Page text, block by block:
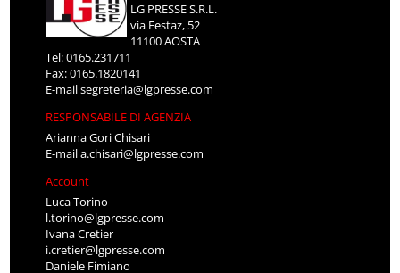
LG PRESSE S.R.L.
via Festaz, 52
11100 AOSTA
Tel: 0165.231711
Fax: 0165.1820141
E-mailsegreteria@lgpresse.com
RESPONSABILE DI AGENZIA
Arianna Gori Chisari
E-maila.chisari@lgpresse.com
Account
Luca Torino
l.torino@lgpresse.com
Ivana Cretier
i.cretier@lgpresse.com
Daniele Fimiano